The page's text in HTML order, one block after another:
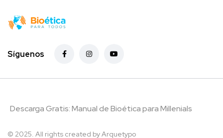
Síguenos
Descarga Gratis: Manual de Bioética para Millenials
© 2025. All rights created byArquetypo